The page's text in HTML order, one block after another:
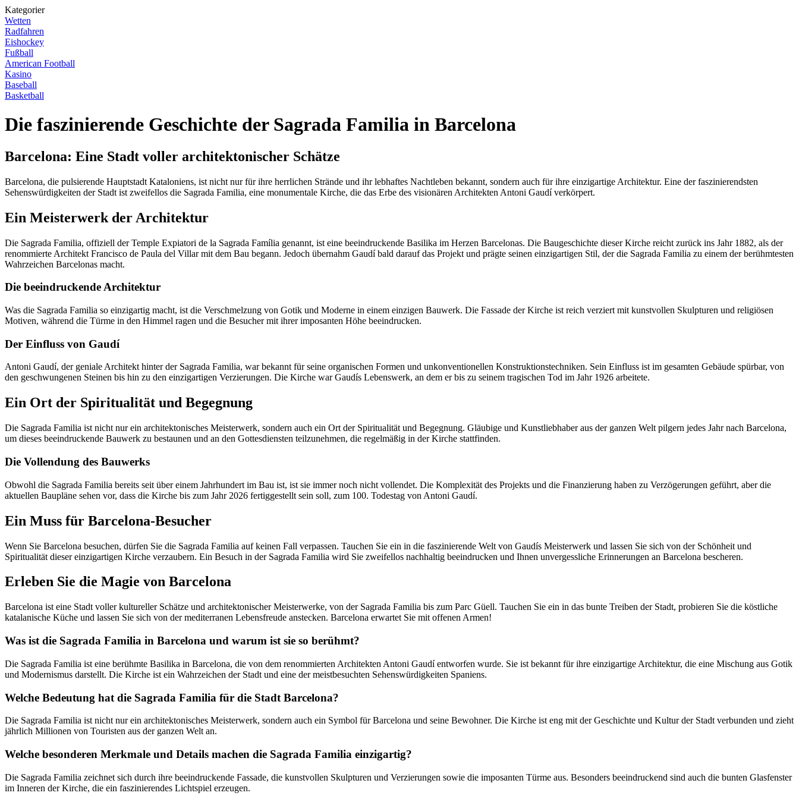
Kategorier
Wetten
Radfahren
Eishockey
Fußball
American Football
Kasino
Baseball
Basketball
Die faszinierende Geschichte der Sagrada Familia in Barcelona
Barcelona: Eine Stadt voller architektonischer Schätze
Barcelona, die pulsierende Hauptstadt Kataloniens, ist nicht nur für ihre herrlichen Strände und ihr lebhaftes Nachtleben bekannt, sondern auch für ihre einzigartige Architektur. Eine der faszinierendsten
Sehenswürdigkeiten der Stadt ist zweifellos die Sagrada Familia, eine monumentale Kirche, die das Erbe des visionären Architekten Antoni Gaudí verkörpert.
Ein Meisterwerk der Architektur
Die Sagrada Familia, offiziell der Temple Expiatori de la Sagrada Família genannt, ist eine beeindruckende Basilika im Herzen Barcelonas. Die Baugeschichte dieser Kirche reicht zurück ins Jahr 1882, als der
renommierte Architekt Francisco de Paula del Villar mit dem Bau begann. Jedoch übernahm Gaudí bald darauf das Projekt und prägte seinen einzigartigen Stil, der die Sagrada Familia zu einem der berühmtesten
Wahrzeichen Barcelonas macht.
Die beeindruckende Architektur
Was die Sagrada Familia so einzigartig macht, ist die Verschmelzung von Gotik und Moderne in einem einzigen Bauwerk. Die Fassade der Kirche ist reich verziert mit kunstvollen Skulpturen und religiösen
Motiven, während die Türme in den Himmel ragen und die Besucher mit ihrer imposanten Höhe beeindrucken.
Der Einfluss von Gaudí
Antoni Gaudí, der geniale Architekt hinter der Sagrada Familia, war bekannt für seine organischen Formen und unkonventionellen Konstruktionstechniken. Sein Einfluss ist im gesamten Gebäude spürbar, von
den geschwungenen Steinen bis hin zu den einzigartigen Verzierungen. Die Kirche war Gaudís Lebenswerk, an dem er bis zu seinem tragischen Tod im Jahr 1926 arbeitete.
Ein Ort der Spiritualität und Begegnung
Die Sagrada Familia ist nicht nur ein architektonisches Meisterwerk, sondern auch ein Ort der Spiritualität und Begegnung. Gläubige und Kunstliebhaber aus der ganzen Welt pilgern jedes Jahr nach Barcelona,
um dieses beeindruckende Bauwerk zu bestaunen und an den Gottesdiensten teilzunehmen, die regelmäßig in der Kirche stattfinden.
Die Vollendung des Bauwerks
Obwohl die Sagrada Familia bereits seit über einem Jahrhundert im Bau ist, ist sie immer noch nicht vollendet. Die Komplexität des Projekts und die Finanzierung haben zu Verzögerungen geführt, aber die
aktuellen Baupläne sehen vor, dass die Kirche bis zum Jahr 2026 fertiggestellt sein soll, zum 100. Todestag von Antoni Gaudí.
Ein Muss für Barcelona-Besucher
Wenn Sie Barcelona besuchen, dürfen Sie die Sagrada Familia auf keinen Fall verpassen. Tauchen Sie ein in die faszinierende Welt von Gaudís Meisterwerk und lassen Sie sich von der Schönheit und
Spiritualität dieser einzigartigen Kirche verzaubern. Ein Besuch in der Sagrada Familia wird Sie zweifellos nachhaltig beeindrucken und Ihnen unvergessliche Erinnerungen an Barcelona bescheren.
Erleben Sie die Magie von Barcelona
Barcelona ist eine Stadt voller kultureller Schätze und architektonischer Meisterwerke, von der Sagrada Familia bis zum Parc Güell. Tauchen Sie ein in das bunte Treiben der Stadt, probieren Sie die köstliche
katalanische Küche und lassen Sie sich von der mediterranen Lebensfreude anstecken. Barcelona erwartet Sie mit offenen Armen!
Was ist die Sagrada Familia in Barcelona und warum ist sie so berühmt?
Die Sagrada Familia ist eine berühmte Basilika in Barcelona, die von dem renommierten Architekten Antoni Gaudí entworfen wurde. Sie ist bekannt für ihre einzigartige Architektur, die eine Mischung aus Gotik
und Modernismus darstellt. Die Kirche ist ein Wahrzeichen der Stadt und eine der meistbesuchten Sehenswürdigkeiten Spaniens.
Welche Bedeutung hat die Sagrada Familia für die Stadt Barcelona?
Die Sagrada Familia ist nicht nur ein architektonisches Meisterwerk, sondern auch ein Symbol für Barcelona und seine Bewohner. Die Kirche ist eng mit der Geschichte und Kultur der Stadt verbunden und zieht
jährlich Millionen von Touristen aus der ganzen Welt an.
Welche besonderen Merkmale und Details machen die Sagrada Familia einzigartig?
Die Sagrada Familia zeichnet sich durch ihre beeindruckende Fassade, die kunstvollen Skulpturen und Verzierungen sowie die imposanten Türme aus. Besonders beeindruckend sind auch die bunten Glasfenster
im Inneren der Kirche, die ein faszinierendes Lichtspiel erzeugen.